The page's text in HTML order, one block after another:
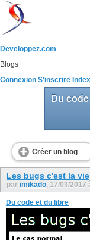
Developpez.com
Blogs
Connexion S'inscrire Index
Du
Créer un blog
Les bugs c'est la vie
par imikado, 17/03/2017
Du code et du libre